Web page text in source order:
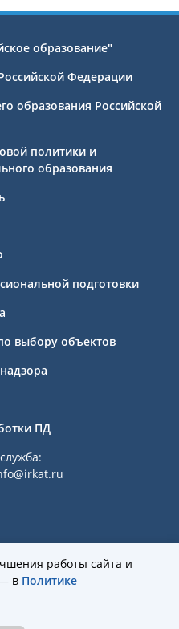
образование"
Федерации
образования Российской
политики и
образования
подготовки
выбору объектов
ПД
профессиональное
работы сайта и
в Политике